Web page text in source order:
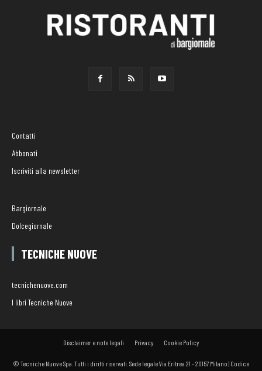
Contatti
Abbonati
Iscriviti alla newsletter
Bargiornale
Dolcegiornale
TECNICHE NUOVE
tecnichenuove.com
I libri Tecniche Nuove
Disclaimer e note legali Privacy Cookie Policy
© Tecniche Nuove Spa. Tutti i diritti riservati. Sede legale Via Eritrea 21 - 20157 Milano | Codice